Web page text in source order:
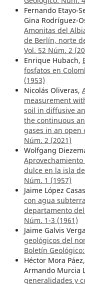
Fernando Etayo-
Gina Rodríguez-
Amonitas del
de Berlín, norte
Vol. 52 Núm. 2
Enrique Hubach,
fosfatos en
(1953)
Nicolás Oliveras,
measurement
soil in diffusive
the continuous
gases in an open
Núm. 2 (2021)
Wolfgang
dulce en la isla
Núm. 1 (1957)
Jaime López
con agua
departamento
Núm. 1-3 (1961)
Jaime Galvis
geológicos del
Boletín
Héctor Mora
Armando Murcia
generalidades y